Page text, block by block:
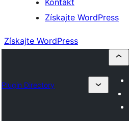
Kontakt
Získajte WordPress
Získajte WordPress
Plugin Directory